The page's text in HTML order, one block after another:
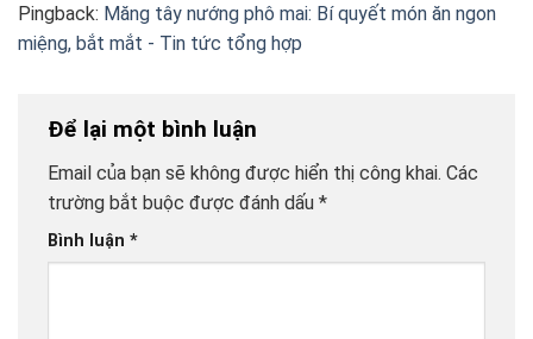
Pingback: Măng tây nướng phô mai: Bí quyết món ăn ngon
miệng, bắt mắt - Tin tức tổng hợp
Để lại một bình luận
Email của bạn sẽ không được hiển thị công khai. Các
trường bắt buộc được đánh dấu *
Bình luận *